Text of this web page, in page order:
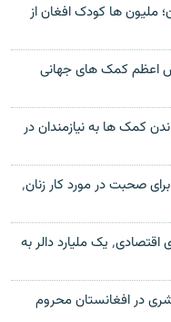
ملیون ها کودک افغان از
اعظم کمک های جهانی
کمک ها به نیازمندان در
روزنامه فایننشل تایمز: معاون سازمان ملل برای صحبت در مورد کار زنان٬
فوزیه کوفی: عدم حضور زنان در فعالیت های اقتصادی٬ یک ملیارد دالر به
بشری در افغانستان محروم